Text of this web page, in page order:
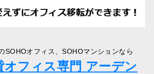
SOHOオフィス、SOHOマンションなら
オフィス専門 アーデン